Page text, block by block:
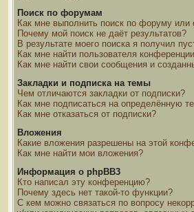
Поиск по форумам
Как мне выполнить поиск по форуму
Почему мой поиск не даёт результатов?
В результате моего поиска я получил
Как мне найти пользователя
Как мне найти свои сообщения и
Закладки и подписка на темы
Чем отличаются закладки от подписки?
Как мне подписаться на определённую
Как мне отказаться от подписки?
Вложения
Какие вложения разрешены на этой
Как мне найти мои вложения?
Информация о phpBB3
Кто написал эту конференцию?
Почему здесь нет такой-то функции?
С кем можно связаться по вопросу